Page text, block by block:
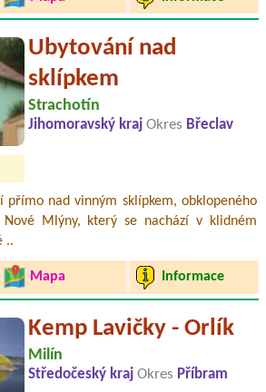
Ubytování nad
sklípkem
Strachotín
Jihomoravský kraj Okres Břeclav
přímo nad vinným sklípkem, obklopeného
Mlýny, který se nachází v klidném
..
Mapa Informace
Kemp Lavičky - Orlík
Milín
Středočeský kraj Okres Příbram